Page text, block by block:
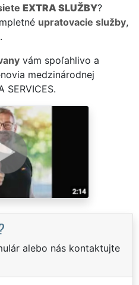
EXTRA SLUŽBY?
upratovacie služby,
.
vám spoľahlivo a
medzinárodnej
SERVICES.
alebo nás kontaktujte